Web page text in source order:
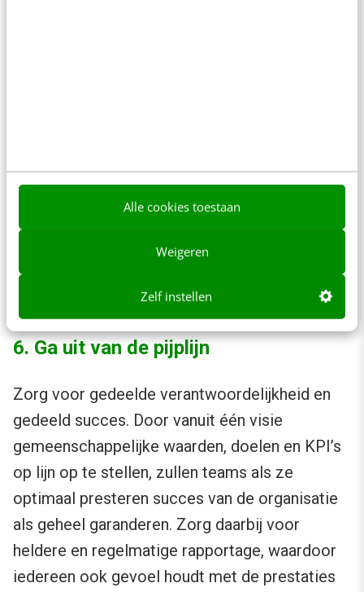
Alle cookies toestaan
Weigeren
Zelf instellen
waarbij salesmensen het toejuichen dat het
marketingteam met opdrachten aan de slag
gaan, in plaats van dat het salesteam klaagt
over dat ‘die marketingamateurs’ het
6. Ga uit van de pijplijn
Zorg voor gedeelde verantwoordelijkheid en
gedeeld succes. Door vanuit één visie
gemeenschappelijke waarden, doelen en KPI’s
op lijn op te stellen, zullen teams als ze
optimaal presteren succes van de organisatie
als geheel garanderen. Zorg daarbij voor
heldere en regelmatige rapportage, waardoor
iedereen ook gevoel houdt met de prestaties